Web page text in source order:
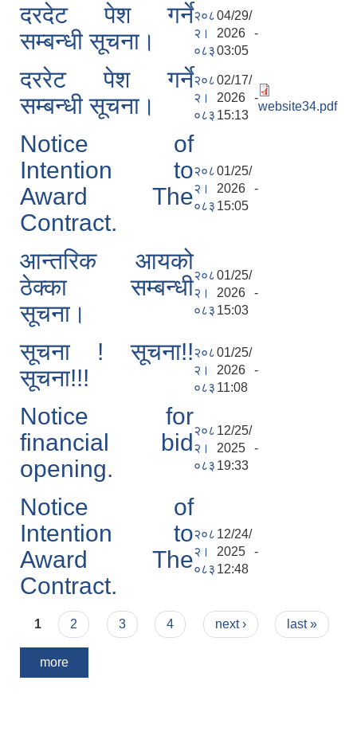
दरदेट पेश गर्ने
सम्बन्धी सूचना।
२०८
२।
०८३
04/29/
2026 -
03:05
दररेट पेश गर्ने
सम्बन्धी सूचना।
२०८
२।
०८३
02/17/
2026 -
15:13
website34.pdf
Notice of
Intention to
Award The
Contract.
२०८
२।
०८३
01/25/
2026 -
15:05
आन्तरिक आयको
ठेक्का सम्बन्धी
सूचना।
२०८
२।
०८३
01/25/
2026 -
15:03
सूचना ! सूचना!!
सूचना!!!
२०८
२।
०८३
01/25/
2026 -
11:08
Notice for
financial bid
opening.
२०८
२।
०८३
12/25/
2025 -
19:33
Notice of
Intention to
Award The
Contract.
२०८
२।
०८३
12/24/
2025 -
12:48
Pages
1 2 3 4 next › last »
more